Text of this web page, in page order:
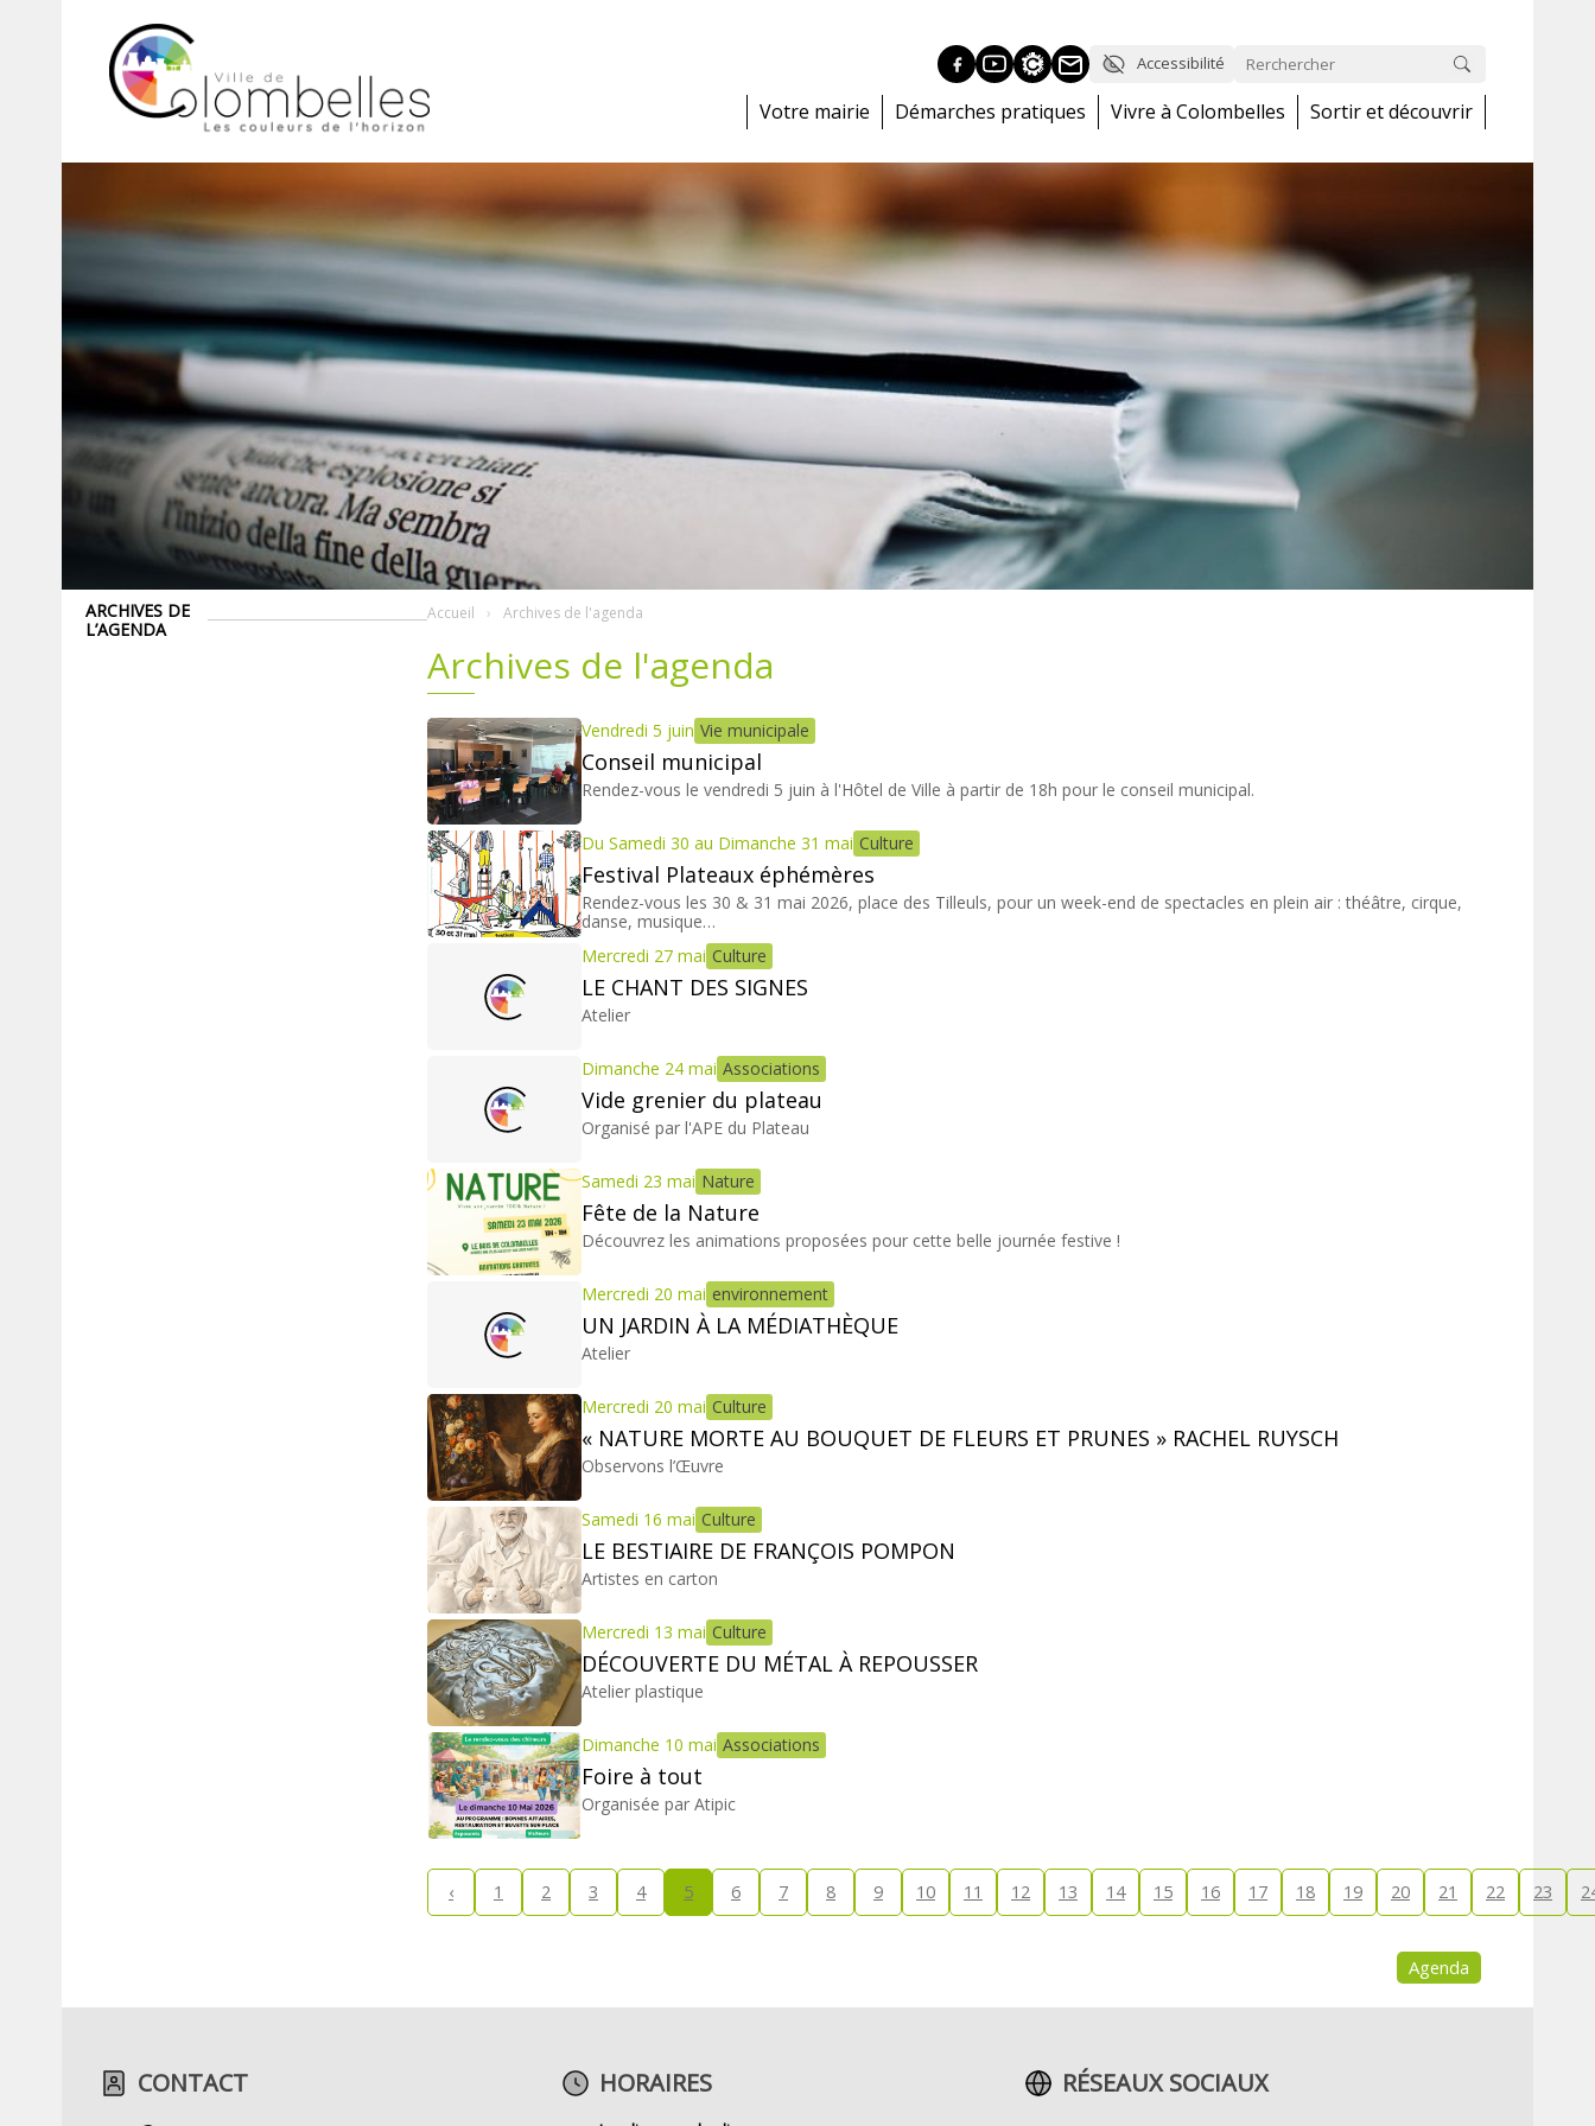
Accessibilité
Votre mairie Démarches pratiques Vivre à Colombelles Sortir et découvrir
ARCHIVES DE
L’AGENDA
Accueil Archives de l'agenda
Archives de l'agenda
Vendredi 5 juin Vie municipale
Conseil municipal
Rendez-vous le vendredi 5 juin à l'Hôtel de Ville à partir de 18h pour le conseil municipal.
Du Samedi 30 au Dimanche 31 mai Culture
Festival Plateaux éphémères
Rendez-vous les 30 & 31 mai 2026, place des Tilleuls, pour un week-end de spectacles en plein air : théâtre, cirque,
danse, musique…
Mercredi 27 mai Culture
LE CHANT DES SIGNES
Atelier
Dimanche 24 mai Associations
Vide grenier du plateau
Organisé par l'APE du Plateau
Samedi 23 mai Nature
Fête de la Nature
Découvrez les animations proposées pour cette belle journée festive !
Mercredi 20 mai environnement
UN JARDIN À LA MÉDIATHÈQUE
Atelier
Mercredi 20 mai Culture
« NATURE MORTE AU BOUQUET DE FLEURS ET PRUNES » RACHEL RUYSCH
Observons l’Œuvre
Samedi 16 mai Culture
LE BESTIAIRE DE FRANÇOIS POMPON
Artistes en carton
Mercredi 13 mai Culture
DÉCOUVERTE DU MÉTAL À REPOUSSER
Atelier plastique
Dimanche 10 mai Associations
Foire à tout
Organisée par Atipic
‹ 1 2 3 4 5 6 7 8 9 10 11 12 13 14 15 16 17 18 19 20 21 22 23
Agenda
CONTACT HORAIRES RÉSEAUX SOCIAUX